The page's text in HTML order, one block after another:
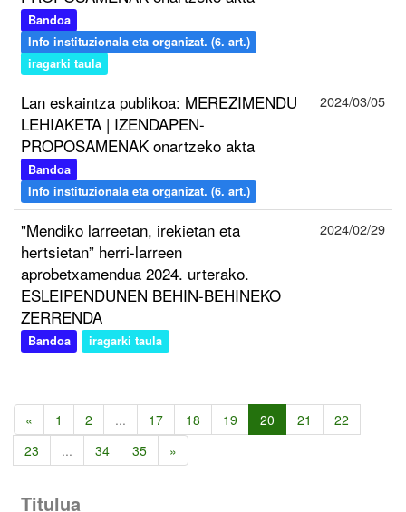
Bandoa
Info instituzionala eta organizat. (6. art.)
iragarki taula
Lan eskaintza publikoa: MEREZIMENDU
LEHIAKETA | IZENDAPEN-
PROPOSAMENAK onartzeko akta
Bandoa
Info instituzionala eta organizat. (6. art.)
2024/03/05
"Mendiko larreetan, irekietan eta
hertsietan” herri-larreen
aprobetxamendua 2024. urterako.
ESLEIPENDUNEN BEHIN-BEHINEKO
ZERRENDA
Bandoa iragarki taula
2024/02/29
« 1 2 ... 17 18 19 20 21
22
23
... 34 35 »
Titulua